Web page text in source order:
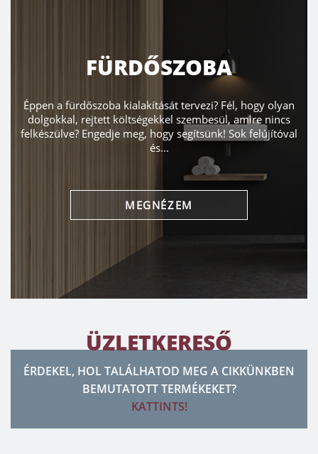
FÜRDŐSZOBA
Éppen a fürdőszoba kialakítását tervezi? Fél, hogy olyan
dolgokkal, rejtett költségekkel szembesül, amire nincs
felkészülve? Engedje meg, hogy segítsünk! Sok felújítóval
és...
MEGNÉZEM
ÜZLETKERESŐ
ÉRDEKEL, HOL TALÁLHATOD MEG A CIKKÜNKBEN
BEMUTATOTT TERMÉKEKET?
KATTINTS!